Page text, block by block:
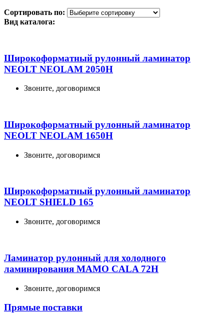
Сортировать по:
Вид каталога:
Широкоформатный рулонный ламинатор
NEOLT NEOLAM 2050H
Звоните, договоримся
Широкоформатный рулонный ламинатор
NEOLT NEOLAM 1650H
Звоните, договоримся
Широкоформатный рулонный ламинатор
NEOLT SHIELD 165
Звоните, договоримся
Ламинатор рулонный для холодного
ламинирования MAMO CALA 72H
Звоните, договоримся
Прямые поставки